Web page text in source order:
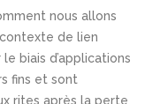
nous allons
de lien
biais d’applications
fins et sont
rites après la perte